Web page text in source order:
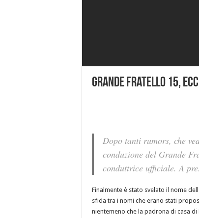
Grande Fratello 15,
Dopo tanti rumors, che
conduzione del Grande
conduttrice ufficiale. A
Finalmente è stato svelato il nome
sfida tra i nomi che erano stati
nientemeno che la padrona di casa